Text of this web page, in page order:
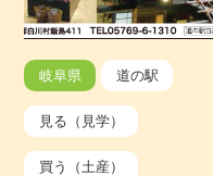
岐阜県 道の駅
見る（見学）
買う（土産）